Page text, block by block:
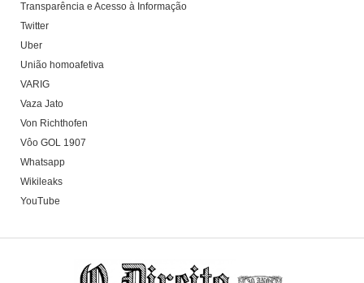
Transparência e Acesso à Informação
Twitter
Uber
União homoafetiva
VARIG
Vaza Jato
Von Richthofen
Vôo GOL 1907
Whatsapp
Wikileaks
YouTube